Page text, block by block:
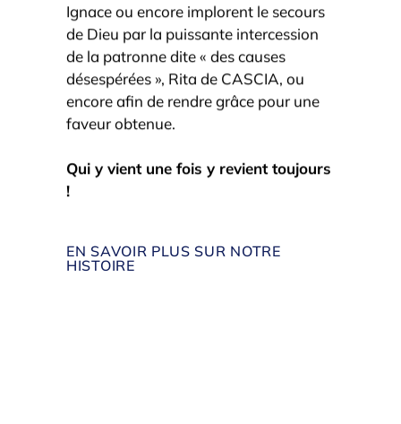
Ignace ou encore implorent le secours
de Dieu par la puissante intercession
de la patronne dite « des causes
désespérées », Rita de CASCIA, ou
encore afin de rendre grâce pour une
faveur obtenue.
Qui y vient une fois y revient toujours
!
EN SAVOIR PLUS SUR NOTRE
HISTOIRE